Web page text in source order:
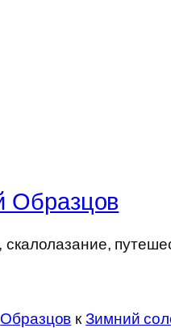
Образцов
Образцов кЗимний